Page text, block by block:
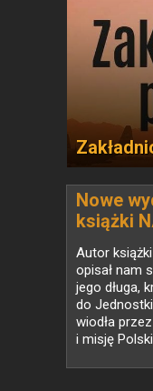
Nowe
książki
Autor
opisał nam
jego długa,
do
wiodła
i misję